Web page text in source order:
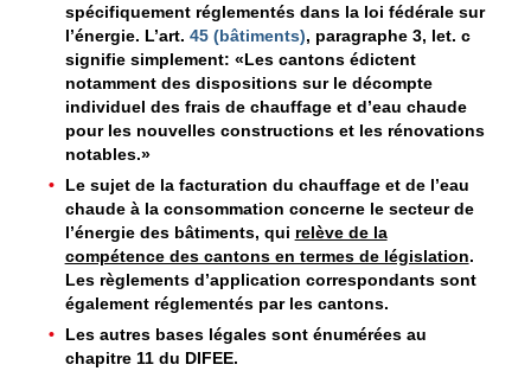
spécifiquement réglementés dans la loi fédérale sur
l’énergie. L’art. 45 (bâtiments), paragraphe 3, let. c
signifie simplement: «Les cantons édictent
notamment des dispositions sur le décompte
individuel des frais de chauffage et d’eau chaude
pour les nouvelles constructions et les rénovations
notables.»
Le sujet de la facturation du chauffage et de l’eau
chaude à la consommation concerne le secteur de
l’énergie des bâtiments, qui relève de la
compétence des cantons en termes de législation.
Les règlements d’application correspondants sont
également réglementés par les cantons.
Les autres bases légales sont énumérées au
chapitre 11 du DIFEE.